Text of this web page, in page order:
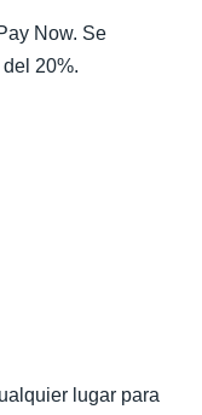
Now. Se
20%.
lugar para